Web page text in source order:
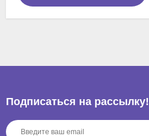
Подписаться на рассылкy!